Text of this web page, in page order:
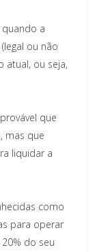
a
ou não
atual, ou seja,
que
mas que
liquidar a
como
para operar
do seu